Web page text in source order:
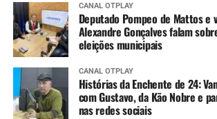
CANAL OTPLAY
Deputado Pompeo de Mattos e
Alexandre Gonçalves falam
eleições municipais
CANAL OTPLAY
Histórias da Enchente de 24:
com Gustavo, da Kão Nobre e
nas redes sociais